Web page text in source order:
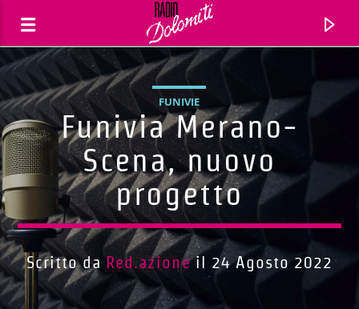
Traccia corrente
FUNIVIE
Funivia Merano-
Scena, nuovo
progetto
Scritto da Red.azioneil 24 Agosto 2022